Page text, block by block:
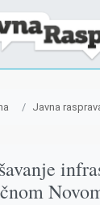
Javna